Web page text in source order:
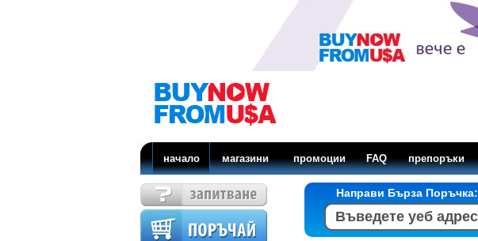
начало магазини промоции FAQ препоръки
Направи Бърза Поръчка: